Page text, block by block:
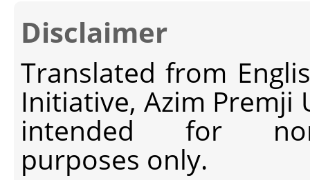
Disclaimer
Translated from
Initiative, Azim Premji
intended for non-
purposes only.